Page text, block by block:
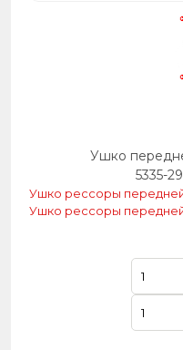
Ушко
5335-
Ушко рессоры
Ушко рессоры